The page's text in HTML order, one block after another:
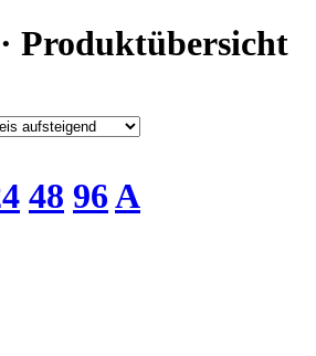
Produktübersicht
48 96A